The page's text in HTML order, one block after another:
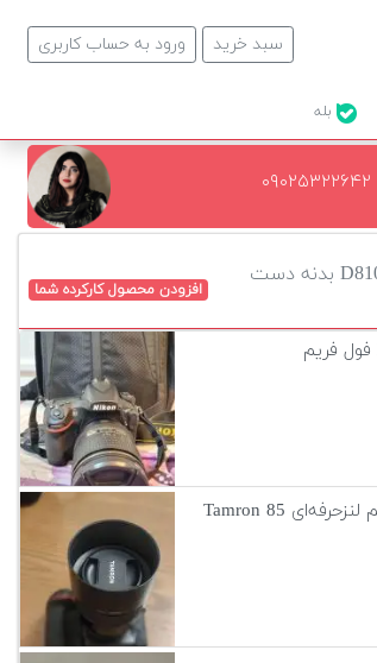
ورود به حساب کاربری سبد خرید
۰۹۰۲۵۳۲۲۶۴۲
دوربین نیکون D810 بدنه دست
افزودن محصول کارکرده شما
Nikon D810 فول‌فریم لنزحرفه‌ای Tamron 85